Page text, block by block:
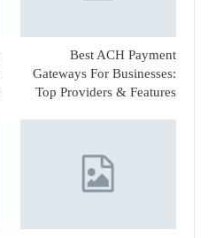
Best ACH Payment
Gateways For Businesses:
Top Providers & Features